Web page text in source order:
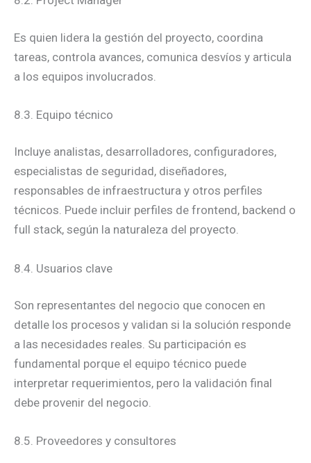
Es quien lidera la gestión del proyecto, coordina
tareas, controla avances, comunica desvíos y articula
a los equipos involucrados.
8.3. Equipo técnico
Incluye analistas, desarrolladores, configuradores,
especialistas de seguridad, diseñadores,
responsables de infraestructura y otros perfiles
técnicos. Puede incluir perfiles de frontend, backend o
full stack, según la naturaleza del proyecto.
8.4. Usuarios clave
Son representantes del negocio que conocen en
detalle los procesos y validan si la solución responde
a las necesidades reales. Su participación es
fundamental porque el equipo técnico puede
interpretar requerimientos, pero la validación final
debe provenir del negocio.
8.5. Proveedores y consultores